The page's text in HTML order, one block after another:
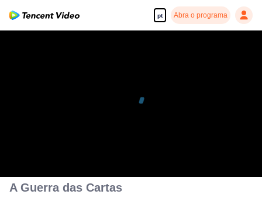
pt Abra o programa
A Guerra das Cartas